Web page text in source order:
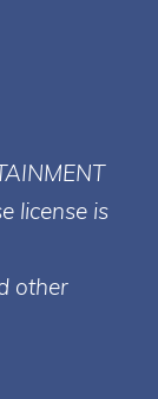
license is
other